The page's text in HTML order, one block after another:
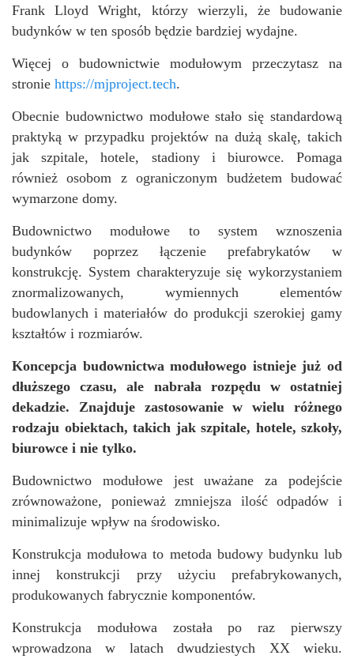
Frank Lloyd Wright, którzy wierzyli, że budowanie
budynków w ten sposób będzie bardziej wydajne.
Więcej o budownictwie modułowym przeczytasz na
stronie https://mjproject.tech.
Obecnie budownictwo modułowe stało się standardową
praktyką w przypadku projektów na dużą skalę, takich
jak szpitale, hotele, stadiony i biurowce. Pomaga
również osobom z ograniczonym budżetem budować
wymarzone domy.
Budownictwo modułowe to system wznoszenia
budynków poprzez łączenie prefabrykatów w
konstrukcję. System charakteryzuje się wykorzystaniem
znormalizowanych, wymiennych elementów
budowlanych i materiałów do produkcji szerokiej gamy
kształtów i rozmiarów.
Koncepcja budownictwa modułowego istnieje już od
dłuższego czasu, ale nabrała rozpędu w ostatniej
dekadzie. Znajduje zastosowanie w wielu różnego
rodzaju obiektach, takich jak szpitale, hotele, szkoły,
biurowce i nie tylko.
Budownictwo modułowe jest uważane za podejście
zrównoważone, ponieważ zmniejsza ilość odpadów i
minimalizuje wpływ na środowisko.
Konstrukcja modułowa to metoda budowy budynku lub
innej konstrukcji przy użyciu prefabrykowanych,
produkowanych fabrycznie komponentów.
Konstrukcja modułowa została po raz pierwszy
wprowadzona w latach dwudziestych XX wieku.